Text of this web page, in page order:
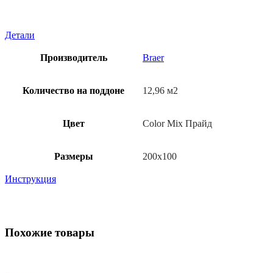
Детали
Производитель Braer
Количество на поддоне 12,96 м2
Цвет Color Mix Прайд
Размеры 200х100
Инструкция
Похожие товары